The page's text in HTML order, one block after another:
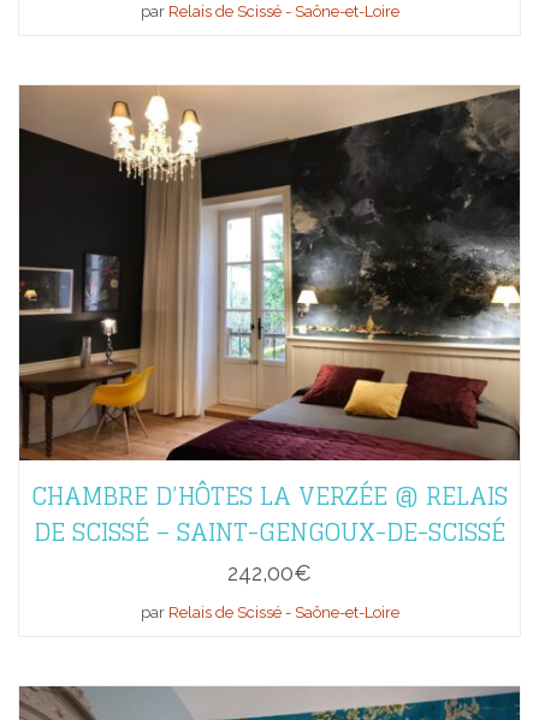
par Relais de Scissé - Saône-et-Loire
CHAMBRE D’HÔTES LA VERZÉE @ RELAIS
DE SCISSÉ – SAINT-GENGOUX-DE-SCISSÉ
242,00€
par Relais de Scissé - Saône-et-Loire